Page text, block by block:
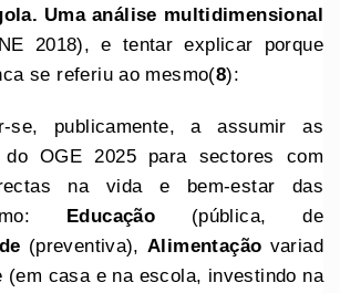
Uma análise multidimensional
2018), e tentar explicar porque
se referiu ao mesmo(8):
se, publicamente, a assumir as
do OGE 2025 para sectores com
na vida e bem-estar das
Educação (pública, de
(preventiva), Alimentação variad
(em casa e na escola, investindo na